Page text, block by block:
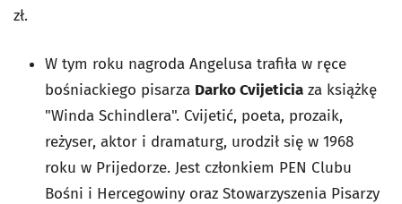
zł.
W tym roku nagroda Angelusa trafiła w ręce
bośniackiego pisarza Darko Cvijeticia za książkę
"Winda Schindlera". Cvijetić, poeta, prozaik,
reżyser, aktor i dramaturg, urodził się w 1968
roku w Prijedorze. Jest członkiem PEN Clubu
Bośni i Hercegowiny oraz Stowarzyszenia Pisarzy